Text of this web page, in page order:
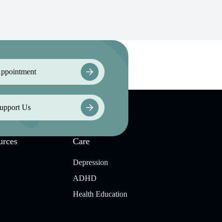
Us
Care
Depression
ADHD
Health Education